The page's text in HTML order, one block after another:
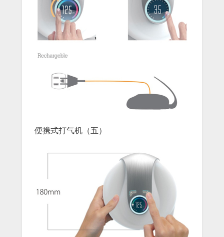
便携式打气机（五）